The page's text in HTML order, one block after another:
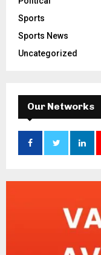
Sports
Sports News
Uncategorized
Our Networks